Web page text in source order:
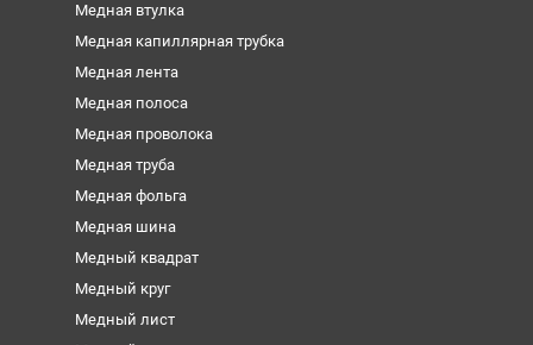
Медная втулка
Медная капиллярная трубка
Медная лента
Медная полоса
Медная проволока
Медная труба
Медная фольга
Медная шина
Медный квадрат
Медный круг
Медный лист